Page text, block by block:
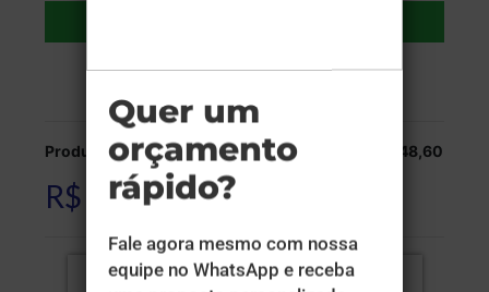
Veja as opções de entrega.
Produção: R$ 248,60
R$ 248,60